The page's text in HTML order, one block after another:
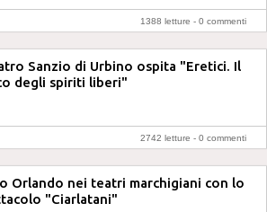
1388 letture - 0 commenti
Sanzio di Urbino ospita "Eretici. Il
degli spiriti liberi"
2742 letture - 0 commenti
Orlando nei teatri marchigiani con lo
"Ciarlatani"